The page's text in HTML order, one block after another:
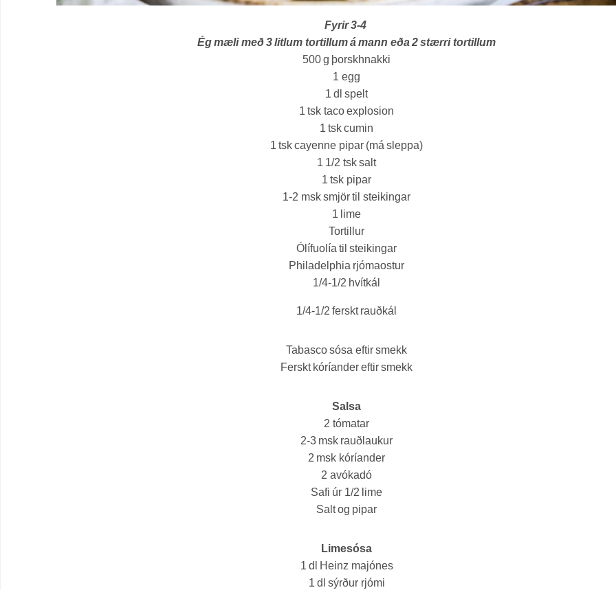
Fyrir 3-4
Ég mæli með 3 litlum tortillum á mann eða 2 stærri tortillum
500 g þorskhnakki
1 egg
1 dl spelt
1 tsk taco explosion
1 tsk cumin
1 tsk cayenne pipar (má sleppa)
1 1/2 tsk salt
1 tsk pipar
1-2 msk smjör til steikingar
1 lime
Tortillur
Ólífuolía til steikingar
Philadelphia rjómaostur
1/4-1/2 hvítkál
1/4-1/2 ferskt rauðkál
Tabasco sósa eftir smekk
Ferskt kóríander eftir smekk
Salsa
2 tómatar
2-3 msk rauðlaukur
2 msk kóríander
2 avókadó
Safi úr 1/2 lime
Salt og pipar
Limesósa
1 dl Heinz majónes
1 dl sýrður rjómi